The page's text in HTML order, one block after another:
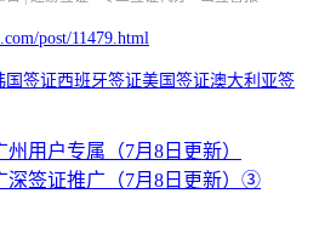
post/11479.html
国签证西班牙签证美国签证澳大利亚签
用户专属（7月8日更新）
深签证推广（7月8日更新）③